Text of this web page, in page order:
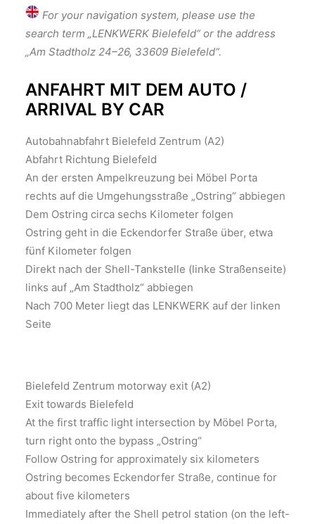
For your navigation system, please use the
search term „LENKWERK Bielefeld“ or the address
„Am Stadtholz 24–26, 33609 Bielefeld“.
ANFAHRT MIT DEM AUTO /
ARRIVAL BY CAR
Autobahnabfahrt Bielefeld Zentrum (A2)
Abfahrt Richtung Bielefeld
An der ersten Ampelkreuzung bei Möbel Porta
rechts auf die Umgehungsstraße „Ostring“ abbiegen
Dem Ostring circa sechs Kilometer folgen
Ostring geht in die Eckendorfer Straße über, etwa
fünf Kilometer folgen
Direkt nach der Shell-Tankstelle (linke Straßenseite)
links auf „Am Stadtholz“ abbiegen
Nach 700 Meter liegt das LENKWERK auf der linken
Seite
Bielefeld Zentrum motorway exit (A2)
Exit towards Bielefeld
At the first traffic light intersection by Möbel Porta,
turn right onto the bypass „Ostring“
Follow Ostring for approximately six kilometers
Ostring becomes Eckendorfer Straße, continue for
about five kilometers
Immediately after the Shell petrol station (on the left-